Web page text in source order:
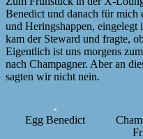
Benedict und danach für mich
und Heringshappen,
kam der Steward und fragte,
Eigentlich ist uns morgens
nach Champagner. Aber an
sagten wir nicht nein.
Egg Benedict